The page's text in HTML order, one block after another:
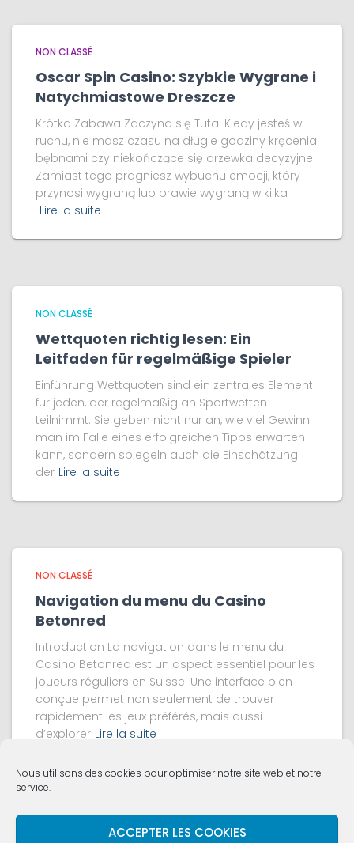
Nous utilisons des cookies pour optimiser notre site web et notre
service.
ACCEPTER LES COOKIES
NON CLASSÉ
Oscar Spin Casino: Szybkie Wygrane i
Natychmiastowe Dreszcze
Krótka Zabawa Zaczyna się Tutaj Kiedy jesteś w
ruchu, nie masz czasu na długie godziny kręcenia
bębnami czy niekończące się drzewka decyzyjne.
Zamiast tego pragniesz wybuchu emocji, który
przynosi wygraną lub prawie wygraną w kilka
Lire la suite
NON CLASSÉ
Wettquoten richtig lesen: Ein
Leitfaden für regelmäßige Spieler
Einführung Wettquoten sind ein zentrales Element
für jeden, der regelmäßig an Sportwetten
teilnimmt. Sie geben nicht nur an, wie viel Gewinn
man im Falle eines erfolgreichen Tipps erwarten
kann, sondern spiegeln auch die Einschätzung
der Lire la suite
NON CLASSÉ
Navigation du menu du Casino
Betonred
Introduction La navigation dans le menu du
Casino Betonred est un aspect essentiel pour les
joueurs réguliers en Suisse. Une interface bien
conçue permet non seulement de trouver
rapidement les jeux préférés, mais aussi
d’explorer Lire la suite
VIE DE L’ÉGLISE QUI SOMMES NOUS ?